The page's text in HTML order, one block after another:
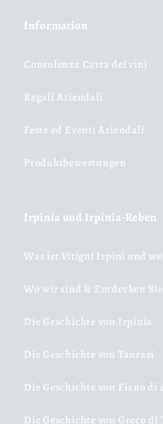
Information
Consulenza Carta dei vini
Regali Aziendali
Feste ed Eventi Aziendali
Produktbewertungen
Irpinia und Irpinia-Reben
Was ist Vitigni Irpini und
Wo wir sind & Entdecken
Die Geschichte von Irpinia
Die Geschichte von Taurasi
Die Geschichte von Fiano di
Die Geschichte von Greco di